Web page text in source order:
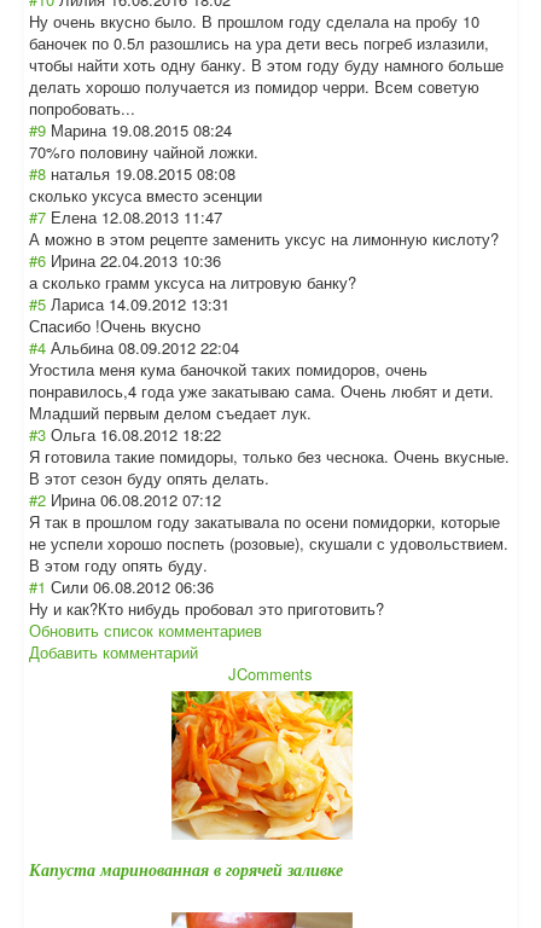
Ну очень вкусно было. В прошлом году сделала на пробу 10
баночек по 0.5л разошлись на ура дети весь погреб излазили,
чтобы найти хоть одну банку. В этом году буду намного больше
делать хорошо получается из помидор черри. Всем советую
попробовать...
#9 Марина 19.08.2015 08:24
70%го половину чайной ложки.
#8 наталья 19.08.2015 08:08
сколько уксуса вместо эсенции
#7 Елена 12.08.2013 11:47
А можно в этом рецепте заменить уксус на лимонную кислоту?
#6 Ирина 22.04.2013 10:36
а сколько грамм уксуса на литровую банку?
#5 Лариса 14.09.2012 13:31
Спасибо !Очень вкусно
#4 Альбина 08.09.2012 22:04
Угостила меня кума баночкой таких помидоров, очень
понравилось,4 года уже закатываю сама. Очень любят и дети.
Младший первым делом съедает лук.
#3 Ольга 16.08.2012 18:22
Я готовила такие помидоры, только без чеснока. Очень вкусные.
В этот сезон буду опять делать.
#2 Ирина 06.08.2012 07:12
Я так в прошлом году закатывала по осени помидорки, которые
не успели хорошо поспеть (розовые), скушали с удовольствием.
В этом году опять буду.
#1 Сили 06.08.2012 06:36
Ну и как?Кто нибудь пробовал это приготовить?
Обновить список комментариев
Добавить комментарий
JComments
Капуста маринованная в горячей заливке